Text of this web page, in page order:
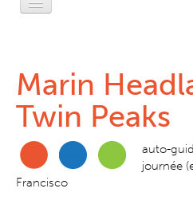
L'Esprit Privé
L'Esprit Léger
L'Esprit Libre
L'Esprit Pratique
Marin
Twin Peaks
auto-
journée
Francisco